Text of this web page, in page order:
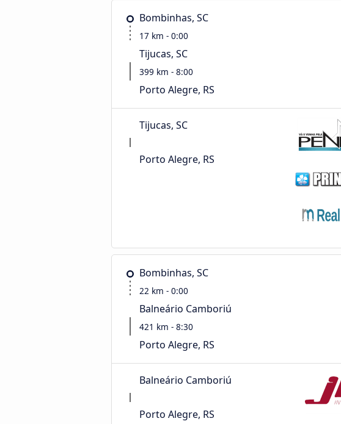
Bombinhas, SC
17 km - 0:00
Tijucas, SC
399 km - 8:00
Porto Alegre, RS
Tijucas, SC
Porto Alegre, RS
Bombinhas, SC
22 km - 0:00
Balneário Camboriú
421 km - 8:30
Porto Alegre, RS
Balneário Camboriú
Porto Alegre, RS